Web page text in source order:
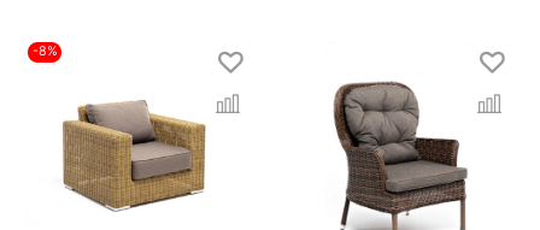
-8%